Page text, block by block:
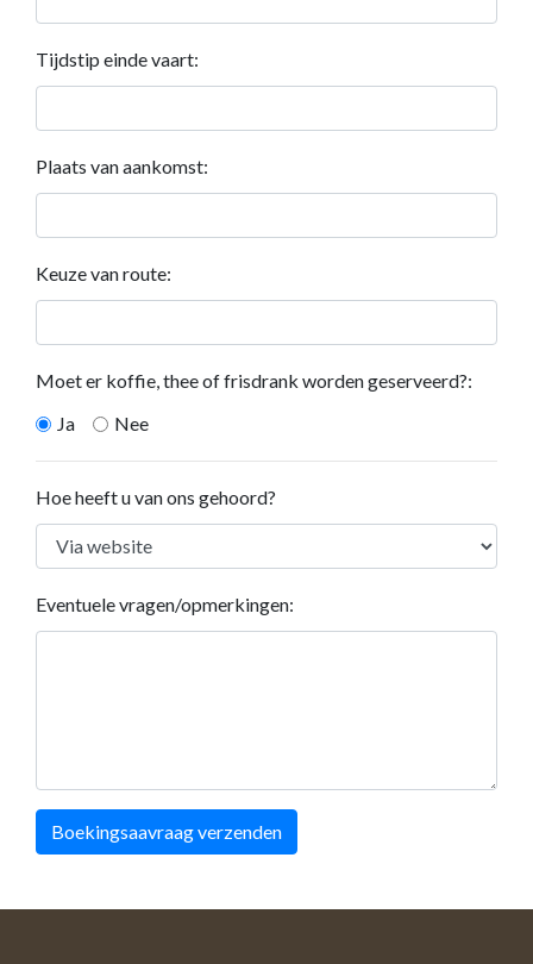
Tijdstip einde vaart:
Plaats van aankomst:
Keuze van route:
Moet er koffie, thee of frisdrank worden geserveerd?:
Ja
Nee
Hoe heeft u van ons gehoord?
Eventuele vragen/opmerkingen:
Boekingsaavraag verzenden